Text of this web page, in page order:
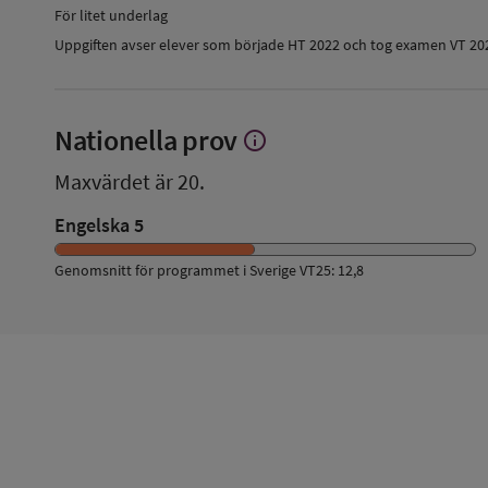
För litet underlag
Uppgiften avser elever som började HT 2022 och tog examen VT
Nationella prov Visa
info
Maxvärdet är 20.
Engelska 5
Genomsnitt för programmet i Sverige VT25: 12,8